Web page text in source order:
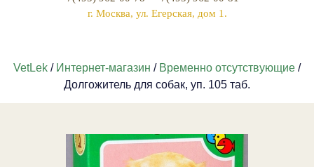
г. Москва, ул. Егерская, дом 1.
VetLek / Интернет-магазин / Временно отсутствующие /
Долгожитель для собак, уп. 105 таб.